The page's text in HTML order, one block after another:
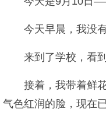
今天早晨，我没
来到了学校，看
接着，我带着鲜
气色红润的脸，现在